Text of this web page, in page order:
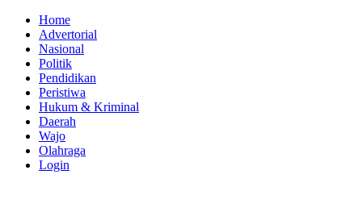
Home
Advertorial
Nasional
Politik
Pendidikan
Peristiwa
Hukum & Kriminal
Daerah
Wajo
Olahraga
Login